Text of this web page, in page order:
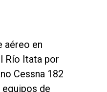
aéreo en
Río Itata por
Cessna 182
de